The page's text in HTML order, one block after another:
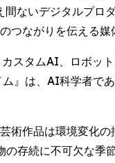
ないデジタルプ
ながりを伝える媒
スタムAI、ロボッ
』は、AI科学者
術作品は環境変化
存続に不可欠な